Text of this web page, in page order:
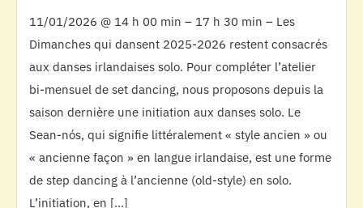
11/01/2026 @ 14 h 00 min – 17 h 30 min – Les
Dimanches qui dansent 2025-2026 restent consacrés
aux danses irlandaises solo. Pour compléter l’atelier
bi-mensuel de set dancing, nous proposons depuis la
saison dernière une initiation aux danses solo. Le
Sean-nós, qui signifie littéralement « style ancien » ou
« ancienne façon » en langue irlandaise, est une forme
de step dancing à l’ancienne (old-style) en solo.
L’initiation, en […]